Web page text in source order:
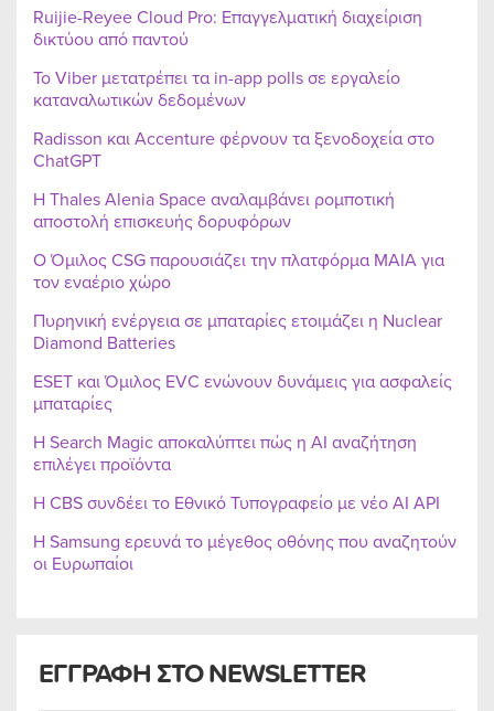
ΕΓΓΡΑΦΗ ΣΤΟ NEWSLETTER
Ruijie-Reyee Cloud Pro: Επαγγελματική διαχείριση
δικτύου από παντού
Το Viber μετατρέπει τα in-app polls σε εργαλείο
καταναλωτικών δεδομένων
Radisson και Accenture φέρνουν τα ξενοδοχεία στο
ChatGPT
Η Thales Alenia Space αναλαμβάνει ρομποτική
αποστολή επισκευής δορυφόρων
Ο Όμιλος CSG παρουσιάζει την πλατφόρμα MAIA για
τον εναέριο χώρο
Πυρηνική ενέργεια σε μπαταρίες ετοιμάζει η Nuclear
Diamond Batteries
ESET και Όμιλος EVC ενώνουν δυνάμεις για ασφαλείς
μπαταρίες
Η Search Magic αποκαλύπτει πώς η AI αναζήτηση
επιλέγει προϊόντα
Η CBS συνδέει το Εθνικό Τυπογραφείο με νέο AI API
Η Samsung ερευνά το μέγεθος οθόνης που αναζητούν
οι Ευρωπαίοι